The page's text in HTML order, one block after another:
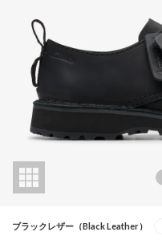
ブラックレザー（Black Leather）